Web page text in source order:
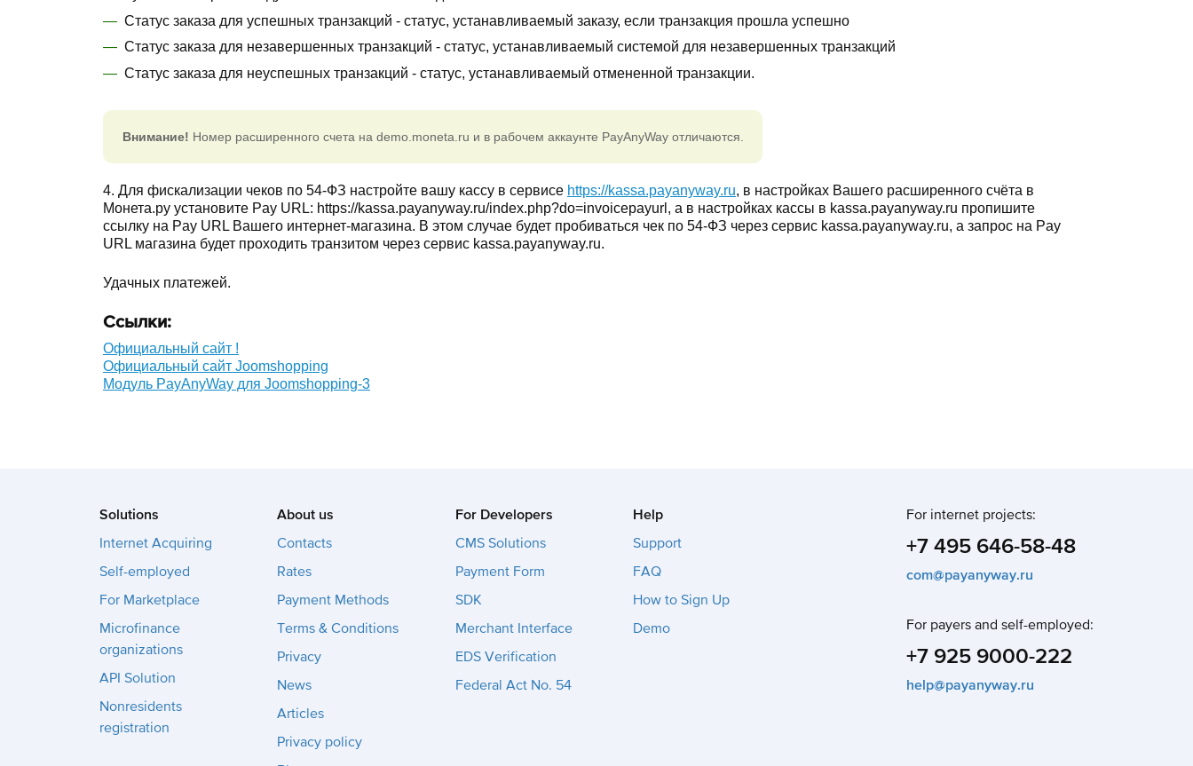
Статус заказа для успешных транзакций - статус, устанавливаемый заказу, если транзакция прошла успешно
Статус заказа для незавершенных транзакций - статус, устанавливаемый системой для незавершенных транзакций
Статус заказа для неуспешных транзакций - статус, устанавливаемый отмененной транзакции.
Внимание! Номер расширенного счета на demo.moneta.ru и в рабочем аккаунте PayAnyWay отличаются.
4. Для фискализации чеков по 54-ФЗ настройте вашу кассу в сервисе https://kassa.payanyway.ru, в настройках Вашего расширенного счёта в
Монета.ру установите Pay URL: https://kassa.payanyway.ru/index.php?do=invoicepayurl, а в настройках кассы в kassa.payanyway.ru пропишите
ссылку на Pay URL Вашего интернет-магазина. В этом случае будет пробиваться чек по 54-ФЗ через сервис kassa.payanyway.ru, а запрос на Pay
URL магазина будет проходить транзитом через сервис kassa.payanyway.ru.
Удачных платежей.
Ссылки:
Официальный сайт !
Официальный сайт Joomshopping
Модуль PayAnyWay для Joomshopping-3
Solutions
Internet Acquiring
Self-employed
For Marketplace
Microfinance
organizations
API Solution
Nonresidents
registration
About us
Contacts
Rates
Payment Methods
Terms & Conditions
Privacy
News
Articles
Privacy policy
For Developers
CMS Solutions
Payment Form
SDK
Merchant Interface
EDS Verification
Federal Act No. 54
Help
Support
FAQ
How to Sign Up
Demo
For internet projects:
+7 495 646-58-48
com@payanyway.ru
For payers and self-employed:
+7 925 9000-222
help@payanyway.ru